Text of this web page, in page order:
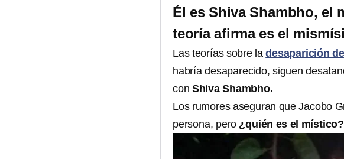
Él es Shiva Shambho, el
teoría afirma es el
Las teorías sobre ladesaparición
habría desaparecido, siguen
con Shiva Shambho.
Los rumores aseguran que Jacobo
persona, pero ¿quién es el místico?